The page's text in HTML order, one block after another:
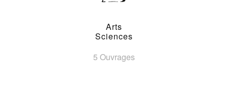
Arts
Sciences
5 Ouvrages